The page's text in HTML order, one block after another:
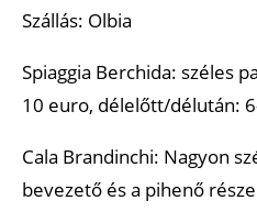
Szállás: Olbia
Spiaggia Berchida: széles
10 euro, délelőtt/délután:
Cala Brandinchi: Nagyon
bevezető és a pihenő